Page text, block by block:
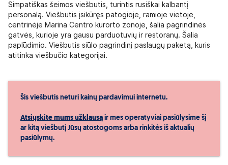
Simpatiškas šeimos viešbutis, turintis rusiškai kalbantį
personalą. Viešbutis įsikūręs patogioje, ramioje vietoje,
centrinėje Marina Centro kurorto zonoje, šalia pagrindinės
gatvės, kurioje yra gausu parduotuvių ir restoranų. Šalia
paplūdimio. Viešbutis siūlo pagrindinį paslaugų paketą, kuris
atitinka viešbučio kategorijai.
Šis viešbutis neturi kainų pardavimui internetu.
Atsiųskite mums užklausą ir mes operatyviai pasiūlysime šį
ar kitą viešbutį Jūsų atostogoms arba rinkitės iš aktualių
pasiūlymų.